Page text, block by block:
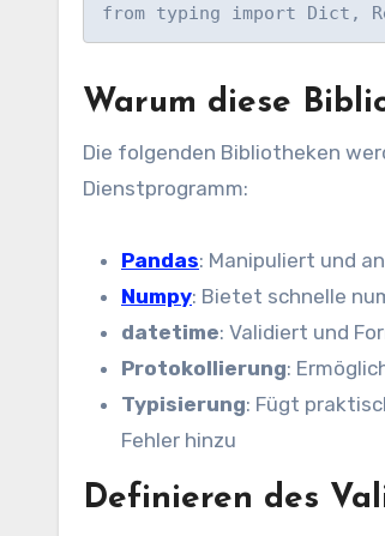
from typing import Dict,
Warum diese
Die folgenden Bibliotheken
Dienstprogramm:
Pandas: Manipuliert und
Numpy: Bietet schnelle
datetime: Validiert und
Protokollierung:
Typisierung: Fügt
Fehler hinzu
Definieren des